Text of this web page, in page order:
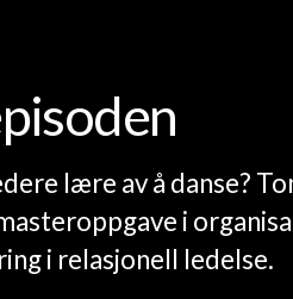
lære av å danse?
i
i relasjonell ledelse.